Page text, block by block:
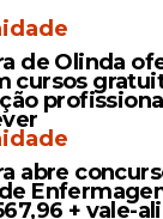
de Olinda
cursos
abre
+ vale-